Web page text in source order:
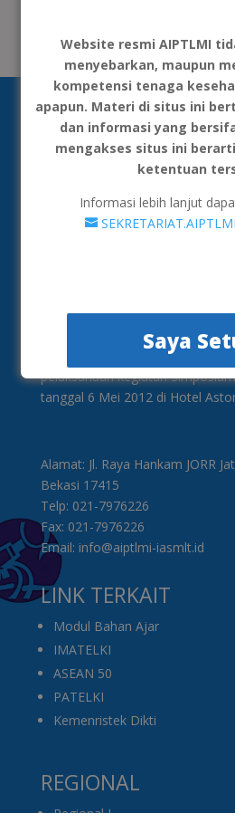
Laboratorium Medik yang
(Asosiasi Institusi Pendidikan
Kesehatan). Pembentukan
pelaksanaan kegiatan
tanggal 6 Mei 2012 di Hotel
Alamat: Jl. Raya Hankam JORR
Bekasi 17415
Telp: 021-7976226
Fax: 021-7976226
Email: info@aiptlmi-iasmlt.id
LINK TERKAIT
Modul Bahan Ajar
IMATELKI
ASEAN 50
PATELKI
Kemenristek Dikti
REGIONAL
Website resmi AIPTLMI
menyebarkan, maupun
kompetensi tenaga
apapun. Materi di situs ini
dan informasi yang
mengakses situs ini
ketentuan
Informasi lebih lanjut
Saya